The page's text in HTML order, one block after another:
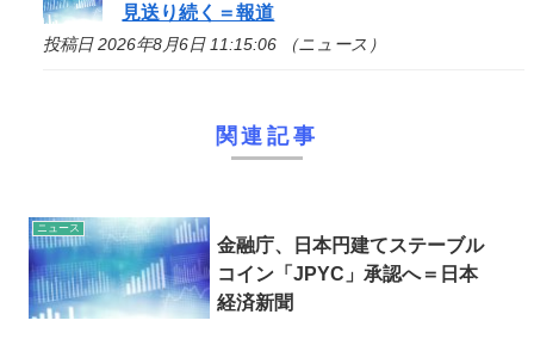
見送り続く＝報道
投稿日 2026年8月6日 11:15:06 （ニュース）
関連記事
ニュース
金融庁、日本円建てステーブル
コイン「JPYC」承認へ＝日本
経済新聞